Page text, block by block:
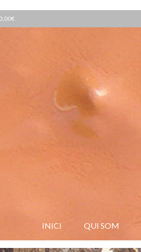
0,00€
INICI QUI SOM